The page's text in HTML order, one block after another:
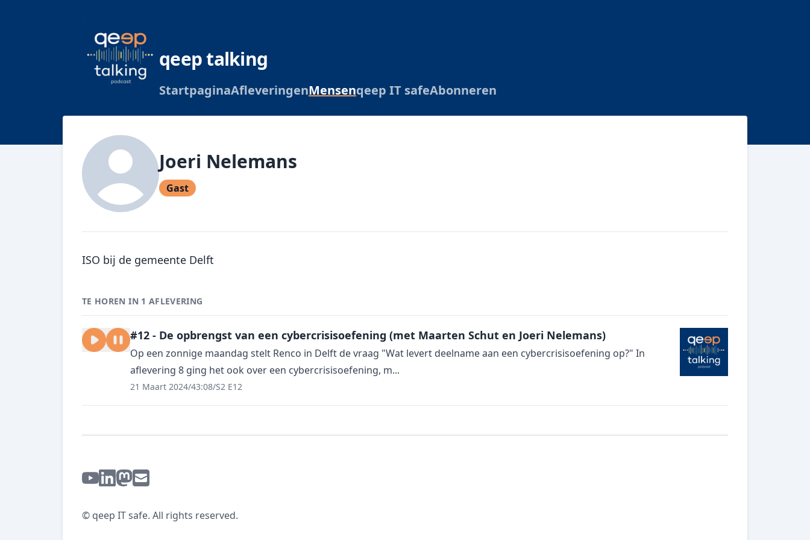
qeep talking
StartpaginaAfleveringenMensenqeep IT safeAbonneren
Joeri Nelemans
Gast
ISO bij de gemeente Delft
TE HOREN IN 1 AFLEVERING
#12 - De opbrengst van een cybercrisisoefening (met Maarten Schut en Joeri Nelemans)
Op een zonnige maandag stelt Renco in Delft de vraag "Wat levert deelname aan een cybercrisisoefening op?" In
aflevering 8 ging het ook over een cybercrisisoefening, m...
21 Maart 2024/43:08/S2 E12
© qeep IT safe. All rights reserved.